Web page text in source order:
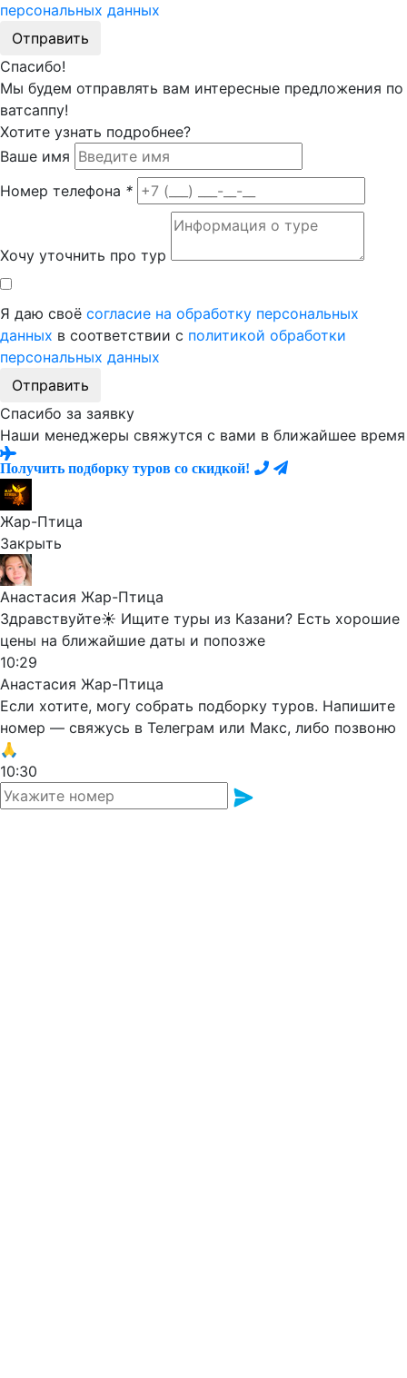
персональных данных
Отправить
Спасибо!
Мы будем отправлять вам интересные предложения по
ватсаппу!
Хотите узнать подробнее?
Ваше имя
Номер телефона *
Хочу уточнить про тур
Я даю своё согласие на обработку персональных
данных в соответствии с политикой обработки
персональных данных
Отправить
Спасибо за заявку
Наши менеджеры свяжутся с вами в ближайшее время
Получить подборку туров со скидкой!
Жар-Птица
Закрыть
Анастасия Жар-Птица
Здравствуйте☀️ Ищите туры из Казани? Есть хорошие
цены на ближайшие даты и попозже
10:29
Анастасия Жар-Птица
Если хотите, могу собрать подборку туров. Напишите
номер — свяжусь в Телеграм или Макс, либо позвоню
🙏
10:30